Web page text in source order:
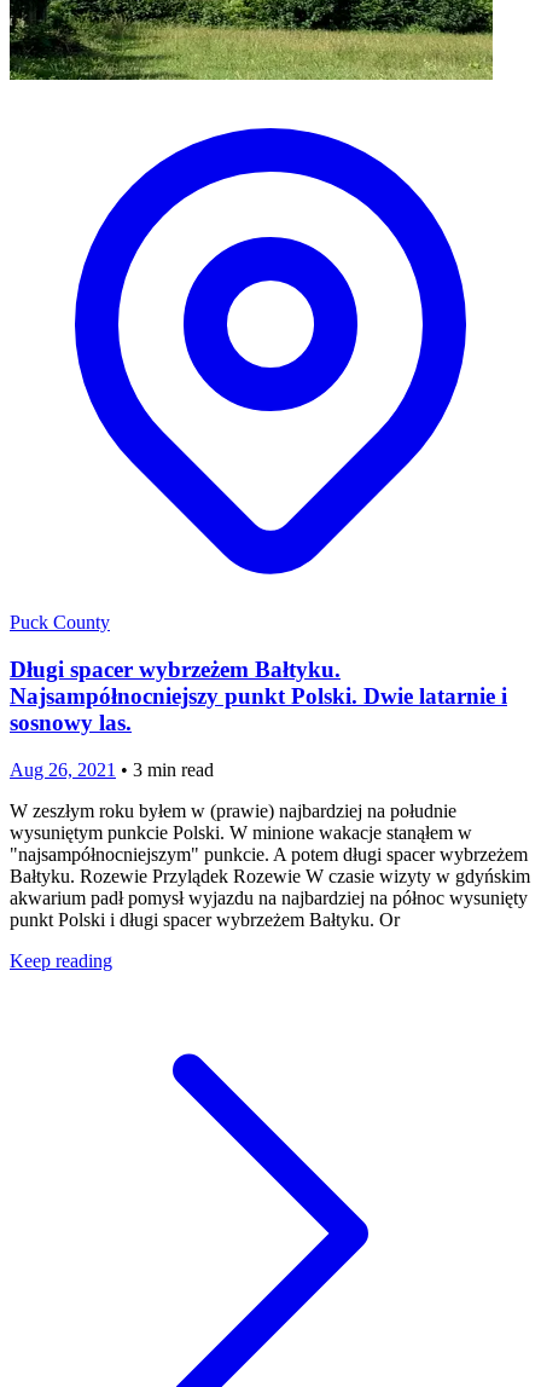
Puck County
Długi spacer wybrzeżem Bałtyku.
Najsampółnocniejszy punkt Polski. Dwie latarnie i
sosnowy las.
Aug 26, 2021 • 3 min read
W zeszłym roku byłem w (prawie) najbardziej na południe
wysuniętym punkcie Polski. W minione wakacje stanąłem w
"najsampółnocniejszym" punkcie. A potem długi spacer wybrzeżem
Bałtyku. Rozewie Przylądek Rozewie W czasie wizyty w gdyńskim
akwarium padł pomysł wyjazdu na najbardziej na północ wysunięty
punkt Polski i długi spacer wybrzeżem Bałtyku. Or
Keep reading